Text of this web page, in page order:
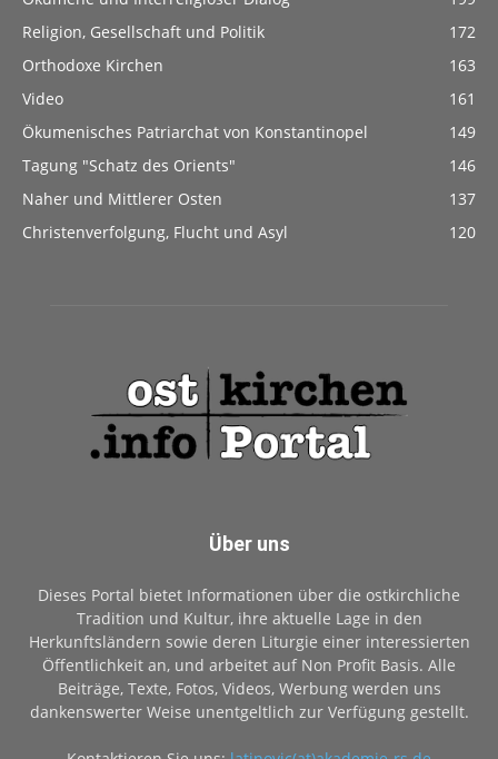
Religion, Gesellschaft und Politik
172
Orthodoxe Kirchen
163
Video
161
Ökumenisches Patriarchat von Konstantinopel
149
Tagung "Schatz des Orients"
146
Naher und Mittlerer Osten
137
Christenverfolgung, Flucht und Asyl
120
Über uns
Dieses Portal bietet Informationen über die ostkirchliche
Tradition und Kultur, ihre aktuelle Lage in den
Herkunftsländern sowie deren Liturgie einer interessierten
Öffentlichkeit an, und arbeitet auf Non Profit Basis. Alle
Beiträge, Texte, Fotos, Videos, Werbung werden uns
dankenswerter Weise unentgeltlich zur Verfügung gestellt.